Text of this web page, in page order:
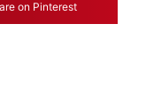
on Pinterest